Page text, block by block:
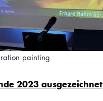
painting
2023 ausgezeichnet